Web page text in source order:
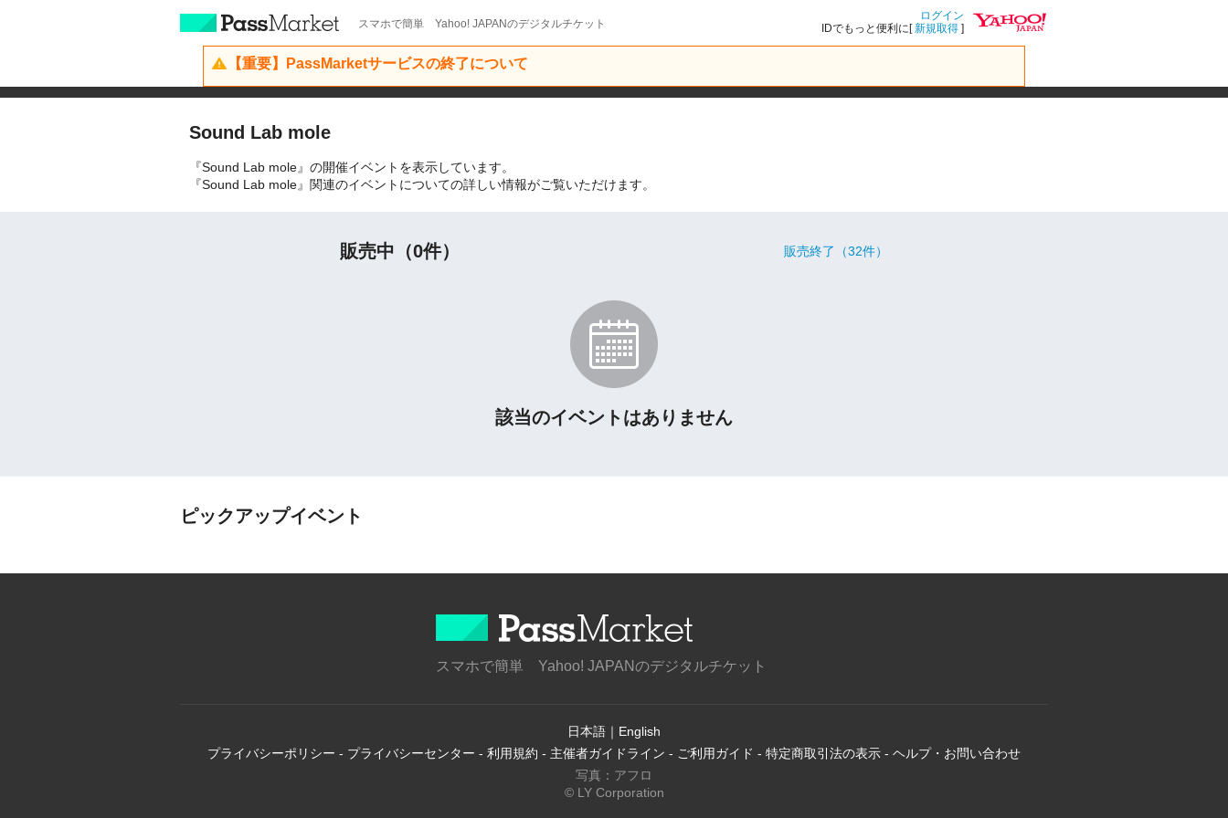
スマホで簡単 Yahoo! JAPANのデジタルチケット
ログイン
IDでもっと便利に[新規取得 ]
【重要】PassMarketサービスの終了について
Sound Lab mole
『Sound Lab mole』の開催イベントを表示しています。
『Sound Lab mole』関連のイベントについての詳しい情報がご覧いただけます。
販売中（0件） 販売終了（32件）
該当のイベントはありません
ピックアップイベント
スマホで簡単 Yahoo! JAPANのデジタルチケット
日本語 ｜ English
プライバシーポリシー - プライバシーセンター - 利用規約 - 主催者ガイドライン - ご利用ガイド - 特定商取引法の表示 - ヘルプ・お問い合わせ
写真：アフロ
© LY Corporation